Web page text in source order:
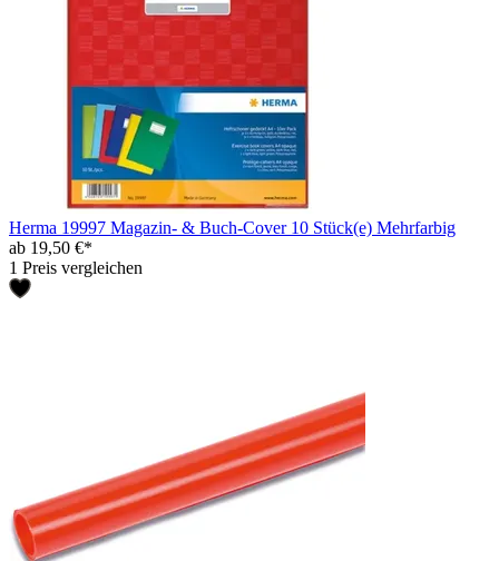
Herma 19997 Magazin- & Buch-Cover 10 Stück(e) Mehrfarbig
ab 19,50 €*
1 Preis vergleichen